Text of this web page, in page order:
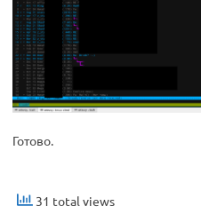
Готово.
31 total views